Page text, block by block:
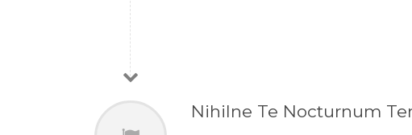
Nihilne Te Nocturnum